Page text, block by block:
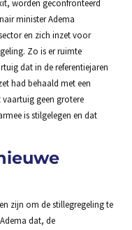
worden geconfronteerd
minister Adema
en zich inzet voor
Zo is er ruimte
dat in de referentiejaren
had behaald met een
geen grotere
is stilgelegen en dat
zijn om de stillegregeling te
dat, de